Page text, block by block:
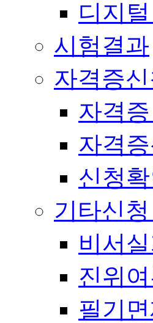
디지
시험결과
자격증신
자격
자격
신청
기타신
비서
진위
필기